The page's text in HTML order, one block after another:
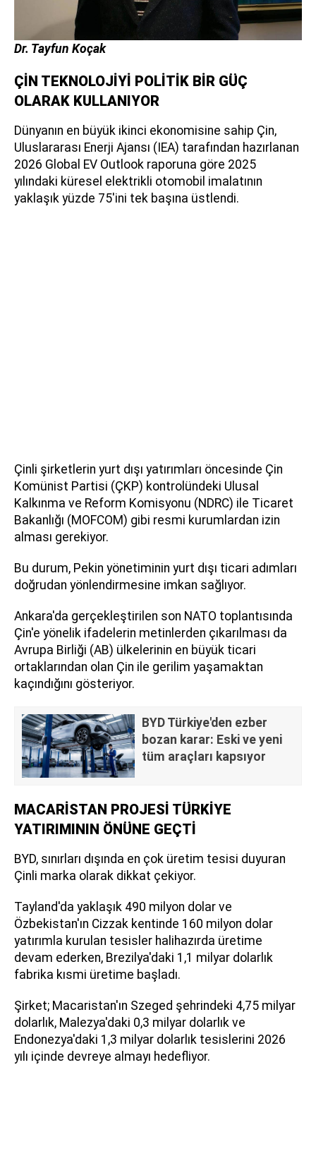
Dr. Tayfun Koçak
ÇİN TEKNOLOJİYİ POLİTİK BİR GÜÇ
OLARAK KULLANIYOR
Dünyanın en büyük ikinci ekonomisine sahip Çin,
Uluslararası Enerji Ajansı (IEA) tarafından hazırlanan
2026 Global EV Outlook raporuna göre 2025
yılındaki küresel elektrikli otomobil imalatının
yaklaşık yüzde 75'ini tek başına üstlendi.
Çinli şirketlerin yurt dışı yatırımları öncesinde Çin
Komünist Partisi (ÇKP) kontrolündeki Ulusal
Kalkınma ve Reform Komisyonu (NDRC) ile Ticaret
Bakanlığı (MOFCOM) gibi resmi kurumlardan izin
alması gerekiyor.
Bu durum, Pekin yönetiminin yurt dışı ticari adımları
doğrudan yönlendirmesine imkan sağlıyor.
Ankara'da gerçekleştirilen son NATO toplantısında
Çin'e yönelik ifadelerin metinlerden çıkarılması da
Avrupa Birliği (AB) ülkelerinin en büyük ticari
ortaklarından olan Çin ile gerilim yaşamaktan
kaçındığını gösteriyor.
BYD Türkiye'den ezber
bozan karar: Eski ve yeni
tüm araçları kapsıyor
MACARİSTAN PROJESİ TÜRKİYE
YATIRIMININ ÖNÜNE GEÇTİ
BYD, sınırları dışında en çok üretim tesisi duyuran
Çinli marka olarak dikkat çekiyor.
Tayland'da yaklaşık 490 milyon dolar ve
Özbekistan'ın Cizzak kentinde 160 milyon dolar
yatırımla kurulan tesisler halihazırda üretime
devam ederken, Brezilya'daki 1,1 milyar dolarlık
fabrika kısmi üretime başladı.
Şirket; Macaristan'ın Szeged şehrindeki 4,75 milyar
dolarlık, Malezya'daki 0,3 milyar dolarlık ve
Endonezya'daki 1,3 milyar dolarlık tesislerini 2026
yılı içinde devreye almayı hedefliyor.